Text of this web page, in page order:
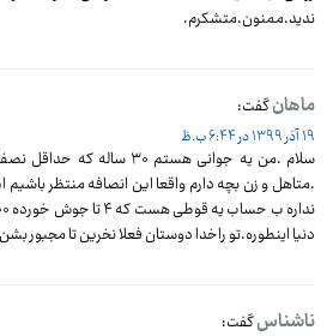
ندید.ممنون.متشکرم.
ماهانگفت:
19 آذر 1399 در 6:44 ب.ظ
سلام .من یه جوانی هستم ۳۰
.متاهل و زن بچه دارم واقعا این انصافه منتظر
دنیا اینطوره.تو راخدا دوستان فعلا نخرین تا مجبور
ناشناسگفت: